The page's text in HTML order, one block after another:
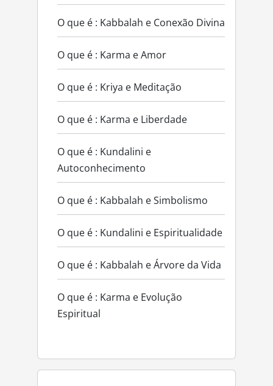
O que é : Kabbalah e Conexão Divina
O que é : Karma e Amor
O que é : Kriya e Meditação
O que é : Karma e Liberdade
O que é : Kundalini e
Autoconhecimento
O que é : Kabbalah e Simbolismo
O que é : Kundalini e Espiritualidade
O que é : Kabbalah e Árvore da Vida
O que é : Karma e Evolução
Espiritual